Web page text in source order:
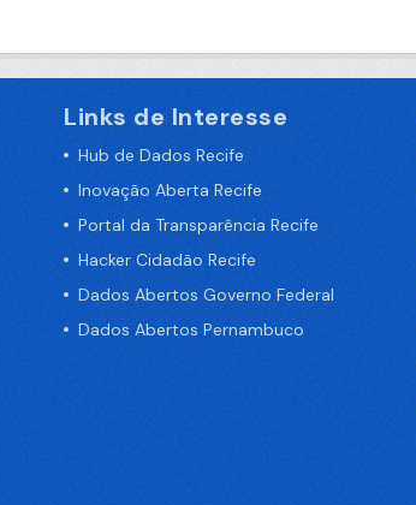
Links de Interesse
Hub de Dados Recife
Inovação Aberta Recife
Portal da Transparência Recife
Hacker Cidadão Recife
Dados Abertos Governo Federal
Dados Abertos Pernambuco